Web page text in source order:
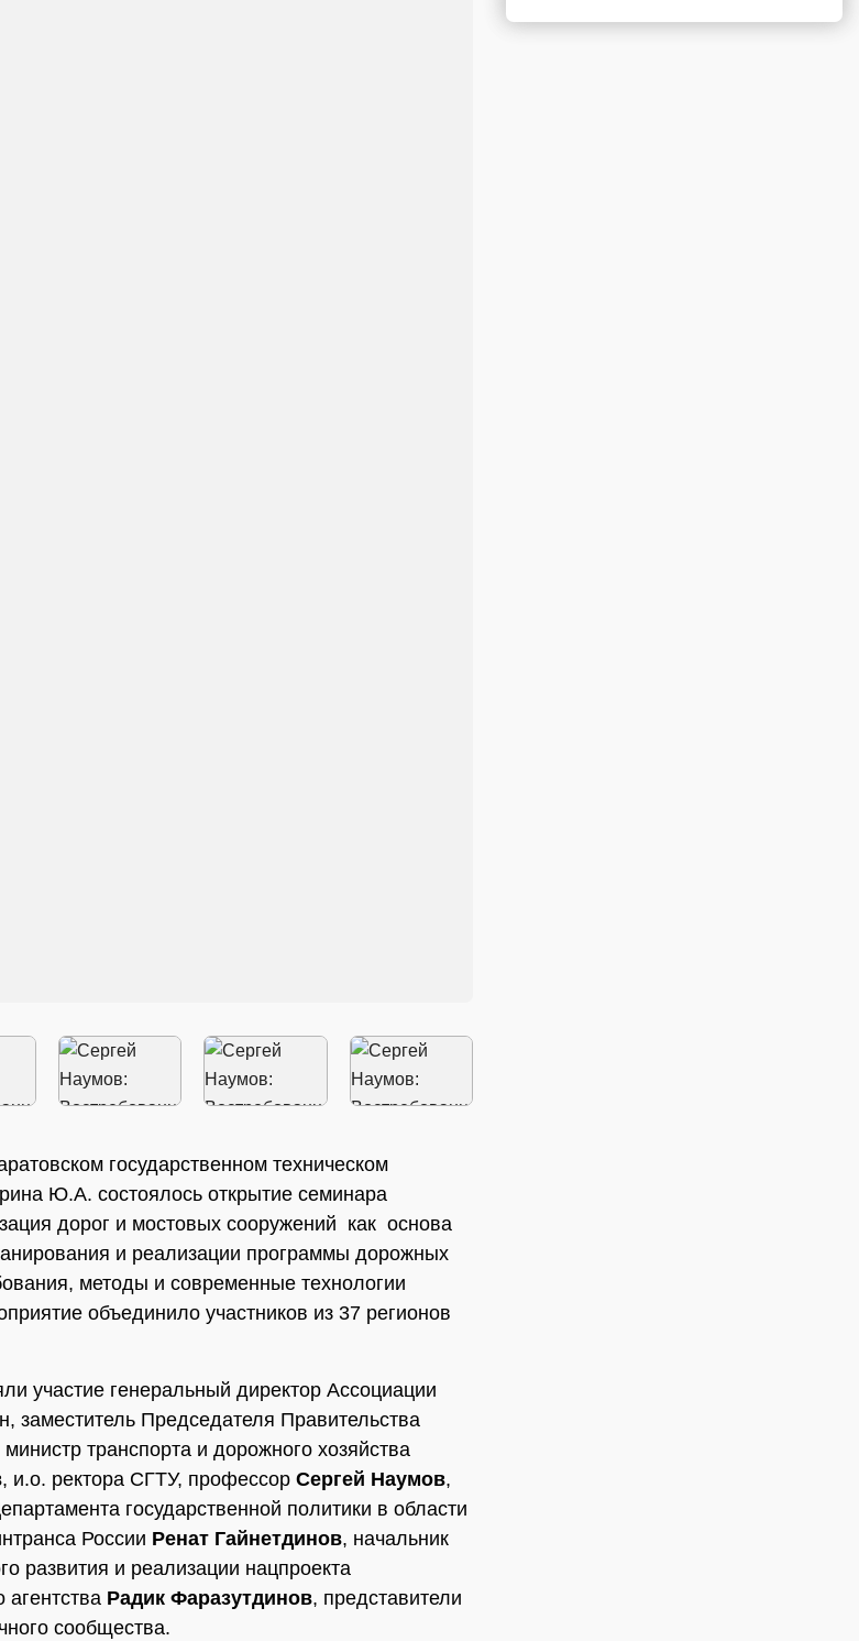
государственном техническом
Ю.А. состоялось открытие семинара
дорог и мостовых сооружений как основа
и реализации программы дорожных
методы и современные технологии
объединило участников из 37 регионов
участие генеральный директор Ассоциации
заместитель Председателя Правительства
министр транспорта и дорожного хозяйства
, и.о. ректора СГТУ, профессор Сергей Наумов,
государственной политики в области
России Ренат Гайнетдинов, начальник
развития и реализации нацпроекта
Радик Фаразутдинов, представители
сообщества.